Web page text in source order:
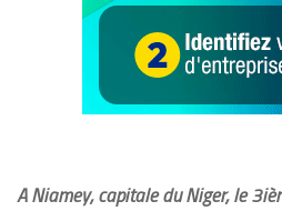
A Niamey, capitale du Niger, le